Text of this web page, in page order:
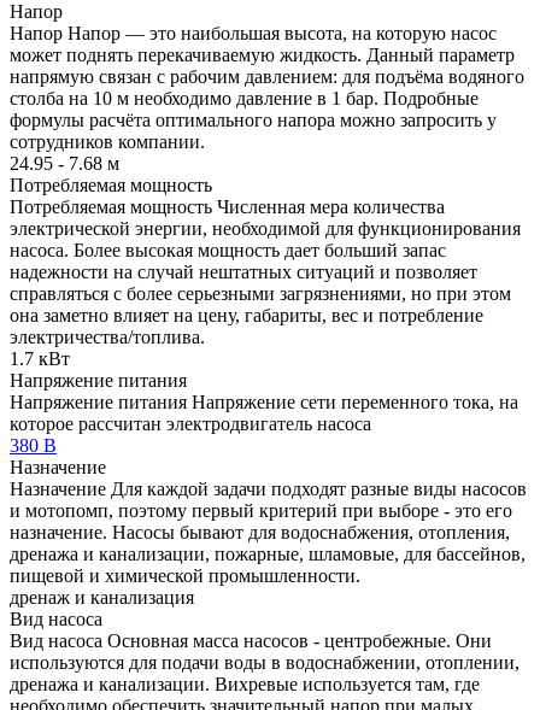
Напор
Напор Напор — это наибольшая высота, на которую насос
может поднять перекачиваемую жидкость. Данный параметр
напрямую связан с рабочим давлением: для подъёма водяного
столба на 10 м необходимо давление в 1 бар. Подробные
формулы расчёта оптимального напора можно запросить у
сотрудников компании.
24.95 - 7.68 м
Потребляемая мощность
Потребляемая мощность Численная мера количества
электрической энергии, необходимой для функционирования
насоса. Более высокая мощность дает больший запас
надежности на случай нештатных ситуаций и позволяет
справляться с более серьезными загрязнениями, но при этом
она заметно влияет на цену, габариты, вес и потребление
электричества/топлива.
1.7 кВт
Напряжение питания
Напряжение питания Напряжение сети переменного тока, на
которое рассчитан электродвигатель насоса
380 В
Назначение
Назначение Для каждой задачи подходят разные виды насосов
и мотопомп, поэтому первый критерий при выборе - это его
назначение. Насосы бывают для водоснабжения, отопления,
дренажа и канализации, пожарные, шламовые, для бассейнов,
пищевой и химической промышленности.
дренаж и канализация
Вид насоса
Вид насоса Основная масса насосов - центробежные. Они
используются для подачи воды в водоснабжении, отоплении,
дренажа и канализации. Вихревые используется там, где